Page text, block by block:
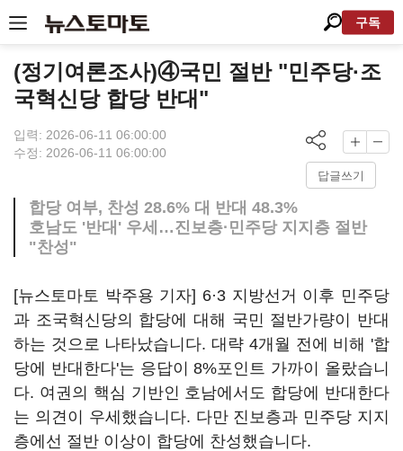
구독
(정기여론조사)④국민 절반 "민주당·조
국혁신당 합당 반대"
입력: 2026-06-11 06:00:00
수정: 2026-06-11 06:00:00
답글쓰기
합당 여부, 찬성 28.6% 대 반대 48.3%
호남도 '반대' 우세…진보층·민주당 지지층 절반
"찬성"
[뉴스토마토 박주용 기자] 6·3 지방선거 이후 민주당
과 조국혁신당의 합당에 대해 국민 절반가량이 반대
하는 것으로 나타났습니다. 대략 4개월 전에 비해 '합
당에 반대한다'는 응답이 8%포인트 가까이 올랐습니
다. 여권의 핵심 기반인 호남에서도 합당에 반대한다
는 의견이 우세했습니다. 다만 진보층과 민주당 지지
층에선 절반 이상이 합당에 찬성했습니다.